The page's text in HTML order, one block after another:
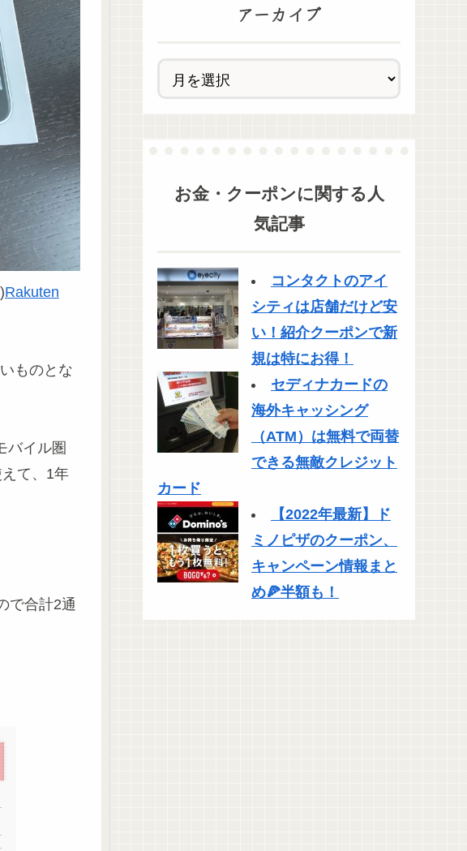
Rakuten
ものとな
バイル圏
て、1年
で合計2通
アーカイブ
お金・クーポンに関する人
気記事
コンタクトのアイ
シティは店舗だけど安
い！紹介クーポンで新
規は特にお得！
セディナカードの
海外キャッシング
（ATM）は無料で両替
できる無敵クレジット
カード
【2022年最新】ド
ミノピザのクーポン、
キャンペーン情報まと
め🍕半額も！